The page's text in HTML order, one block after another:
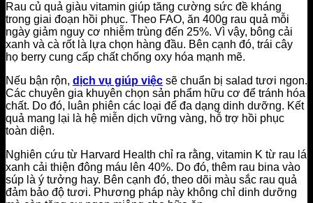
Rau củ quả giàu vitamin giúp tăng cường sức đề kháng
trong giai đoạn hồi phục. Theo FAO, ăn 400g rau quả mỗi
ngày giảm nguy cơ nhiễm trùng đến 25%. Vì vậy, bông cải
xanh và cà rốt là lựa chọn hàng đầu. Bên cạnh đó, trái cây
họ berry cung cấp chất chống oxy hóa mạnh mẽ.
Nếu bận rộn, dịch vụ giúp việc sẽ chuẩn bị salad tươi ngon.
Các chuyên gia khuyên chọn sản phẩm hữu cơ để tránh hóa
chất. Do đó, luân phiên các loại để đa dạng dinh dưỡng. Kết
quả mang lại là hệ miễn dịch vững vàng, hỗ trợ hồi phục
toàn diện.
Nghiên cứu từ Harvard Health chỉ ra rằng, vitamin K từ rau lá
xanh cải thiện đông máu lên 40%. Do đó, thêm rau bina vào
súp là ý tưởng hay. Bên cạnh đó, theo dõi màu sắc rau quả
đảm bảo độ tươi. Phương pháp này không chỉ dinh dưỡng